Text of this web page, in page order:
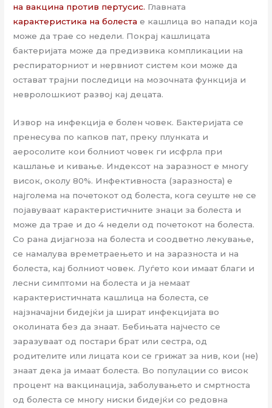
на вакцина против пертусис. Главната
карактеристика на болестае кашлица во напади која
може да трае со недели. Покрај кашлицата
бактеријата може да предизвика компликации на
респираторниот и нервниот систем кои може да
остават трајни последици на мозочната функција и
невролошкиот развој кај децата.
Извор на инфекција е болен човек. Бактеријата се
пренесува по капков пат, преку плунката и
аеросолите кои болниот човек ги исфрла при
кашлање и кивање. Индексот на заразност е многу
висок, околу 80%. Инфективноста (заразноста) е
најголема на почетокот од болеста, кога сеуште не се
појавуваат карактеристичните знаци за болеста и
може да трае и до 4 недели од почетокот на болеста.
Со рана дијагноза на болеста и соодветно лекување,
се намалува времетраењето и на заразноста и на
болеста, кај болниот човек. Луѓето кои имаат благи и
лесни симптоми на болеста и ја немаат
карактеристичната кашлица на болеста, се
најзначајни бидејќи ја шират инфекцијата во
околината без да знаат. Бебињата најчесто се
заразуваат од постари брат или сестра, од
родителите или лицата кои се грижат за нив, кои (не)
знаат дека ја имаат болеста. Во популации со висок
процент на вакцинација, заболувањето и смртноста
од болеста се многу ниски бидејќи со редовна